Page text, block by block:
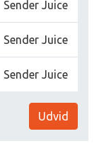
Sender Juice
Sender Juice
Sender Juice
Udvid